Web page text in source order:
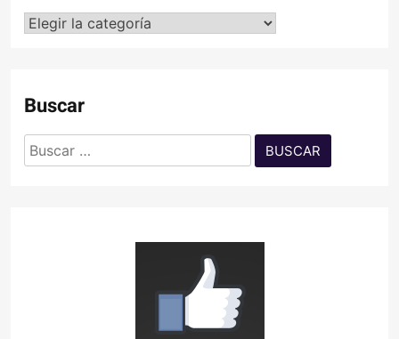
Categorías
Buscar
Buscar: